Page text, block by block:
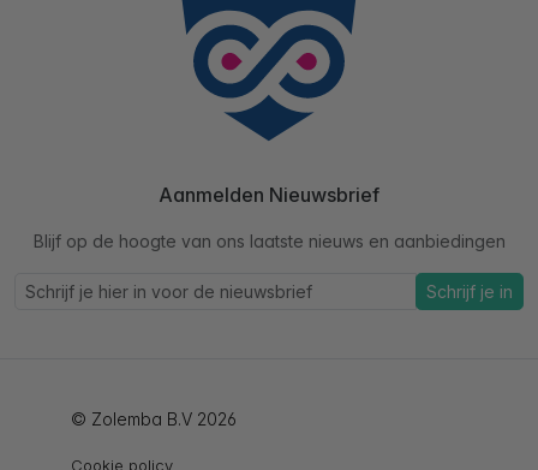
Aanmelden Nieuwsbrief
Blijf op de hoogte van ons laatste nieuws en aanbiedingen
Schrijf je in
© Zolemba B.V 2026
Cookie policy